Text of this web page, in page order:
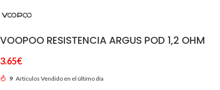
VOOPOO RESISTENCIA ARGUS POD 1,2 OHM
3.65€
9 Artículos Vendido en el último día